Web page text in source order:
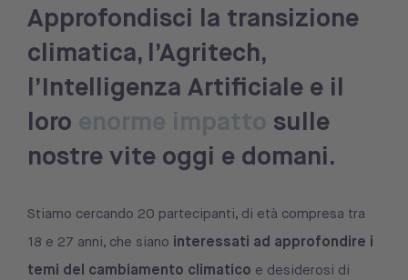
Approfondisci la transizione
climatica, l’Agritech,
l’Intelligenza Artificiale e il
loro enorme impatto sulle
nostre vite oggi e domani.
Stiamo cercando 20 partecipanti, di età compresa tra
18 e 27 anni, che siano interessati ad approfondire i
temi del cambiamento climatico e desiderosi di